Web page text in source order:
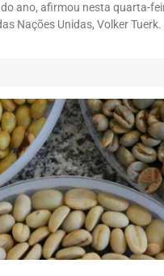
ano, afirmou nesta quarta-
Nações Unidas, Volker Tuerk.